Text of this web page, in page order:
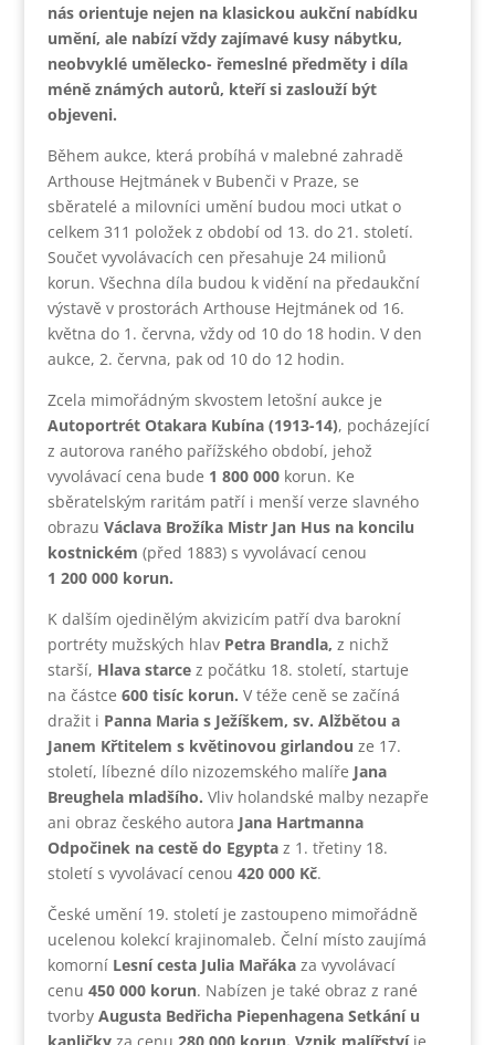
nás orientuje nejen na klasickou aukční nabídku
umění, ale nabízí vždy zajímavé kusy nábytku,
neobvyklé umělecko- řemeslné předměty i díla
méně známých autorů, kteří si zaslouží být
objeveni.
Během aukce, která probíhá v malebné zahradě
Arthouse Hejtmánek v Bubenči v Praze, se
sběratelé a milovníci umění budou moci utkat o
celkem 311 položek z období od 13. do 21. století.
Součet vyvolávacích cen přesahuje 24 milionů
korun. Všechna díla budou k vidění na předaukční
výstavě v prostorách Arthouse Hejtmánek od 16.
května do 1. června, vždy od 10 do 18 hodin. V den
aukce, 2. června, pak od 10 do 12 hodin.
Zcela mimořádným skvostem letošní aukce je
Autoportrét Otakara Kubína (1913-14), pocházející
z autorova raného pařížského období, jehož
vyvolávací cena bude 1 800 000korun. Ke
sběratelským raritám patří i menší verze slavného
obrazu Václava Brožíka Mistr Jan Hus na koncilu
kostnickém (před 1883) s vyvolávací cenou
1 200 000 korun.
K dalším ojedinělým akvizicím patří dva barokní
portréty mužských hlav Petra Brandla, z nichž
starší, Hlava starcez počátku 18. století, startuje
na částce 600 tisíc korun. V téže ceně se začíná
dražit i Panna Maria s Ježíškem, sv. Alžbětou a
Janem Křtitelem s květinovou girlandou ze 17.
století, líbezné dílo nizozemského malíře Jana
Breughela mladšího. Vliv holandské malby nezapře
ani obraz českého autora Jana Hartmanna
Odpočinek na cestě do Egypta z 1. třetiny 18.
století s vyvolávací cenou 420 000 Kč.
České umění 19. století je zastoupeno mimořádně
ucelenou kolekcí krajinomaleb. Čelní místo zaujímá
komorní Lesní cesta Julia Mařáka za vyvolávací
cenu 450 000 korun. Nabízen je také obraz z rané
tvorby Augusta Bedřicha Piepenhagena Setkání u